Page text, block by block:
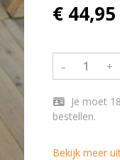
€ 44,95
– +
bestellen.
Bekijk meer